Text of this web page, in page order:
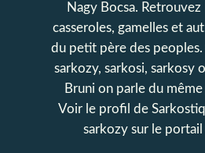
Nagy Bocsa.
casseroles, gamelles et
du petit père des
sarkozy, sarkosi, sarkosy
Bruni on parle du
Voir le profil de
sarkozysur le